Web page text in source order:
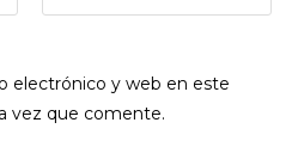
electrónico y web en este
vez que comente.